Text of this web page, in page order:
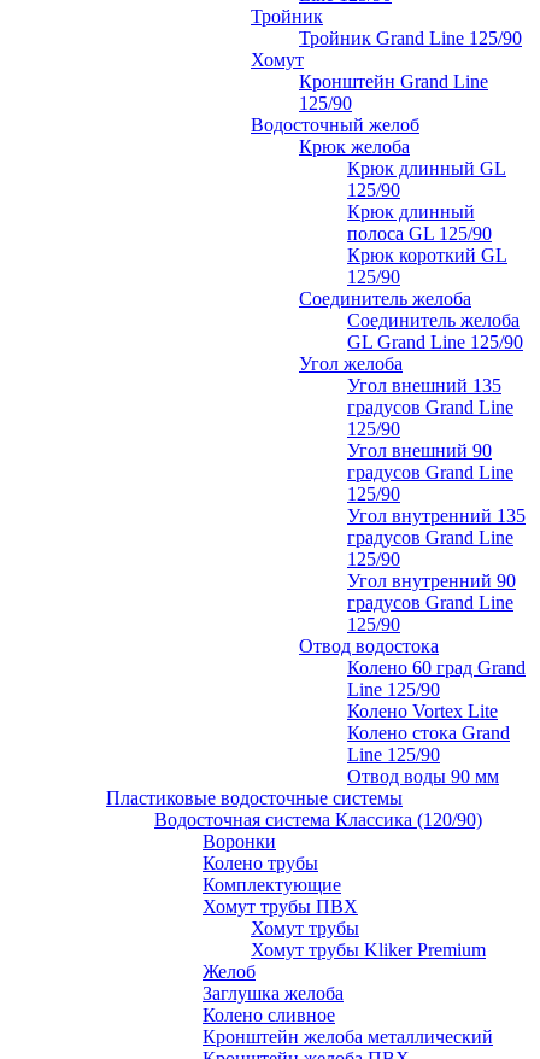
Тройник
Тройник Grand Line 125/90
Хомут
Кронштейн Grand Line
125/90
Водосточный желоб
Крюк желоба
Крюк длинный GL
125/90
Крюк длинный
полоса GL 125/90
Крюк короткий GL
125/90
Соединитель желоба
Соединитель желоба
GL Grand Line 125/90
Угол желоба
Угол внешний 135
градусов Grand Line
125/90
Угол внешний 90
градусов Grand Line
125/90
Угол внутренний 135
градусов Grand Line
125/90
Угол внутренний 90
градусов Grand Line
125/90
Отвод водостока
Колено 60 град Grand
Line 125/90
Колено Vortex Lite
Колено стока Grand
Line 125/90
Отвод воды 90 мм
Пластиковые водосточные системы
Водосточная система Классика (120/90)
Воронки
Колено трубы
Комплектующие
Хомут трубы ПВХ
Хомут трубы
Хомут трубы Kliker Premium
Желоб
Заглушка желоба
Колено сливное
Кронштейн желоба металлический